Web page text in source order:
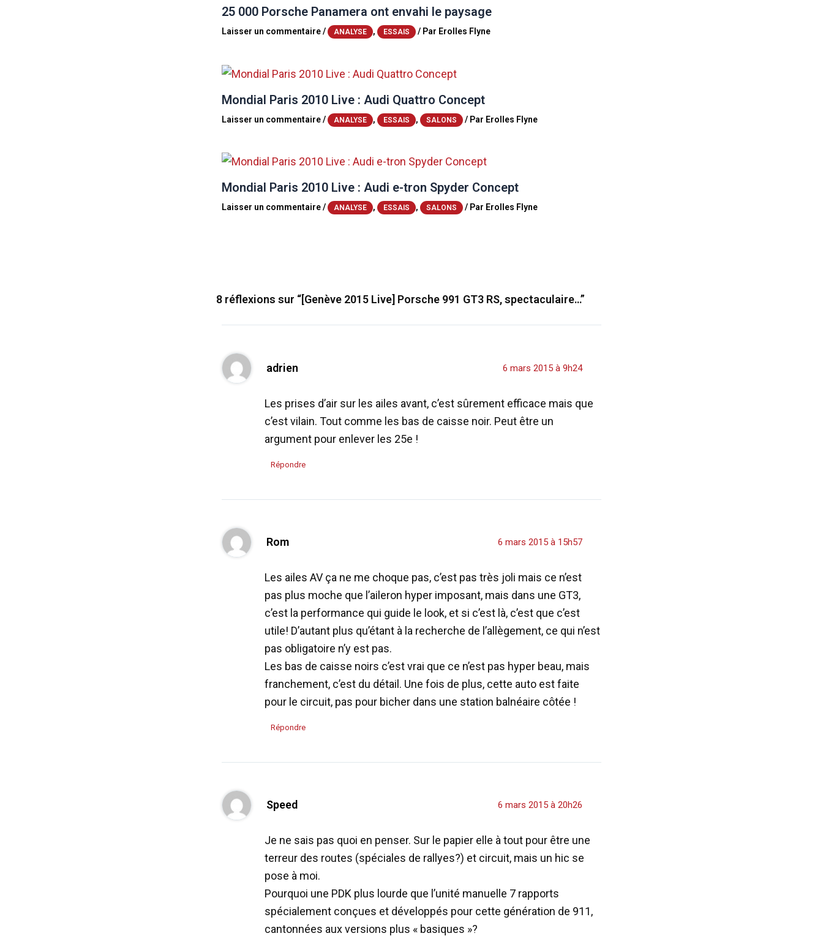
25 000 Porsche Panamera ont envahi le paysage
Laisser un commentaire/ ANALYSE , ESSAIS / Par Erolles Flyne
Mondial Paris 2010 Live : Audi Quattro Concept
Laisser un commentaire/ ANALYSE , ESSAIS , SALONS / Par Erolles Flyne
Mondial Paris 2010 Live : Audi e-tron Spyder Concept
Laisser un commentaire/ ANALYSE , ESSAIS , SALONS / Par Erolles Flyne
8 réflexions sur “[Genève 2015 Live] Porsche 991 GT3 RS, spectaculaire…”
adrien 6 mars 2015 à 9h24
Les prises d’air sur les ailes avant, c’est sûrement efficace mais que
c’est vilain. Tout comme les bas de caisse noir. Peut être un
argument pour enlever les 25e !
Répondre
Rom 6 mars 2015 à 15h57
Les ailes AV ça ne me choque pas, c’est pas très joli mais ce n’est
pas plus moche que l’aileron hyper imposant, mais dans une GT3,
c’est la performance qui guide le look, et si c’est là, c’est que c’est
utile! D’autant plus qu’étant à la recherche de l’allègement, ce qui n’est
pas obligatoire n’y est pas.
Les bas de caisse noirs c’est vrai que ce n’est pas hyper beau, mais
franchement, c’est du détail. Une fois de plus, cette auto est faite
pour le circuit, pas pour bicher dans une station balnéaire côtée !
Répondre
Speed 6 mars 2015 à 20h26
Je ne sais pas quoi en penser. Sur le papier elle à tout pour être une
terreur des routes (spéciales de rallyes?) et circuit, mais un hic se
pose à moi.
Pourquoi une PDK plus lourde que l’unité manuelle 7 rapports
spécialement conçues et développés pour cette génération de 911,
cantonnées aux versions plus « basiques »?